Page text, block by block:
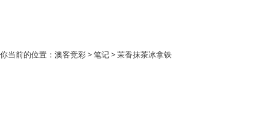
你当前的位置： 澳客竞彩>笔记> 茉香抹茶冰拿铁